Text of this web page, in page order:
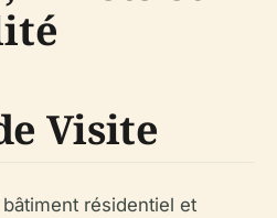
Visite
résidentiel et